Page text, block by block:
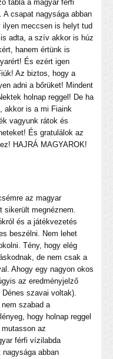
tábla a magyar férfi
csapat nagysága abban
meccsen is helyt tud
adta, a szív akkor is húz
hanem értünk is
És ezért igen
Az biztos, hogy a
adni a bőrüket! Mindent
holnap reggel! De ha
akkor is a mi Fiaink
vagyunk rátok és
És gratulálok az
HAJRÁ MAGYAROK!
az magyar
sikerült megnéznem.
és a játékvezetés
beszélni. Nem lehet
Tény, hogy elég
de nem csak a
Ahogy egy nagyon okos
az eredményjelző
szavai voltak).
szabad a
hogy holnap reggel
az
férfi vízilabda
abban